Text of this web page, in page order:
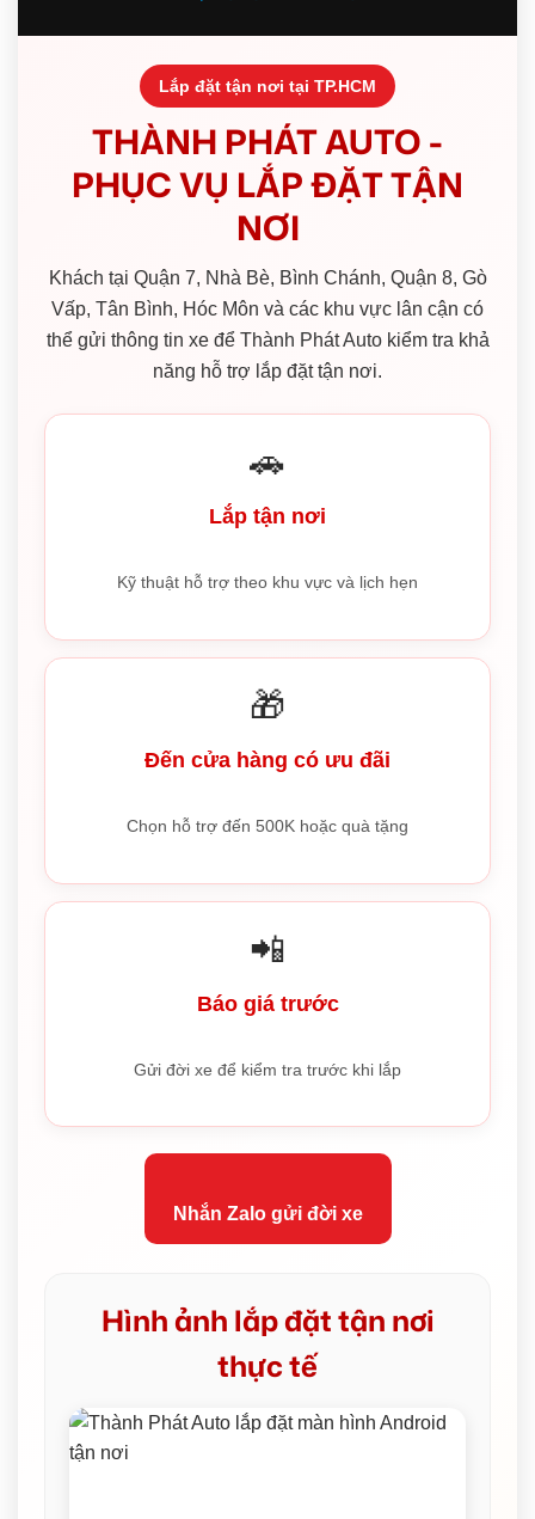
Lắp đặt tận nơi tại TP.HCM
THÀNH PHÁT AUTO -
PHỤC VỤ LẮP ĐẶT TẬN
NƠI
Khách tại Quận 7, Nhà Bè, Bình Chánh, Quận 8, Gò
Vấp, Tân Bình, Hóc Môn và các khu vực lân cận có
thể gửi thông tin xe để Thành Phát Auto kiểm tra khả
năng hỗ trợ lắp đặt tận nơi.
🚗
Lắp tận nơi
Kỹ thuật hỗ trợ theo khu vực và lịch hẹn
🎁
Đến cửa hàng có ưu đãi
Chọn hỗ trợ đến 500K hoặc quà tặng
📲
Báo giá trước
Gửi đời xe để kiểm tra trước khi lắp
Nhắn Zalo gửi đời xe
Hình ảnh lắp đặt tận nơi
thực tế